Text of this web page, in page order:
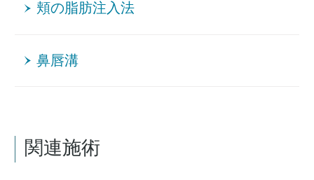
頬の脂肪注入法
鼻唇溝
関連施術